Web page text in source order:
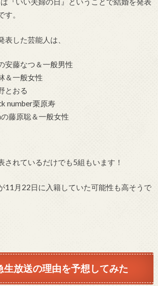
。
表した芸能人は、
安藤なつ＆一般男性
＆一般女性
とおる
number栗原寿
藤原聡＆一般女性
されているだけでも5組もいます！
11月22日に入籍していた可能性も高そうで
生放送の理由を予想してみた